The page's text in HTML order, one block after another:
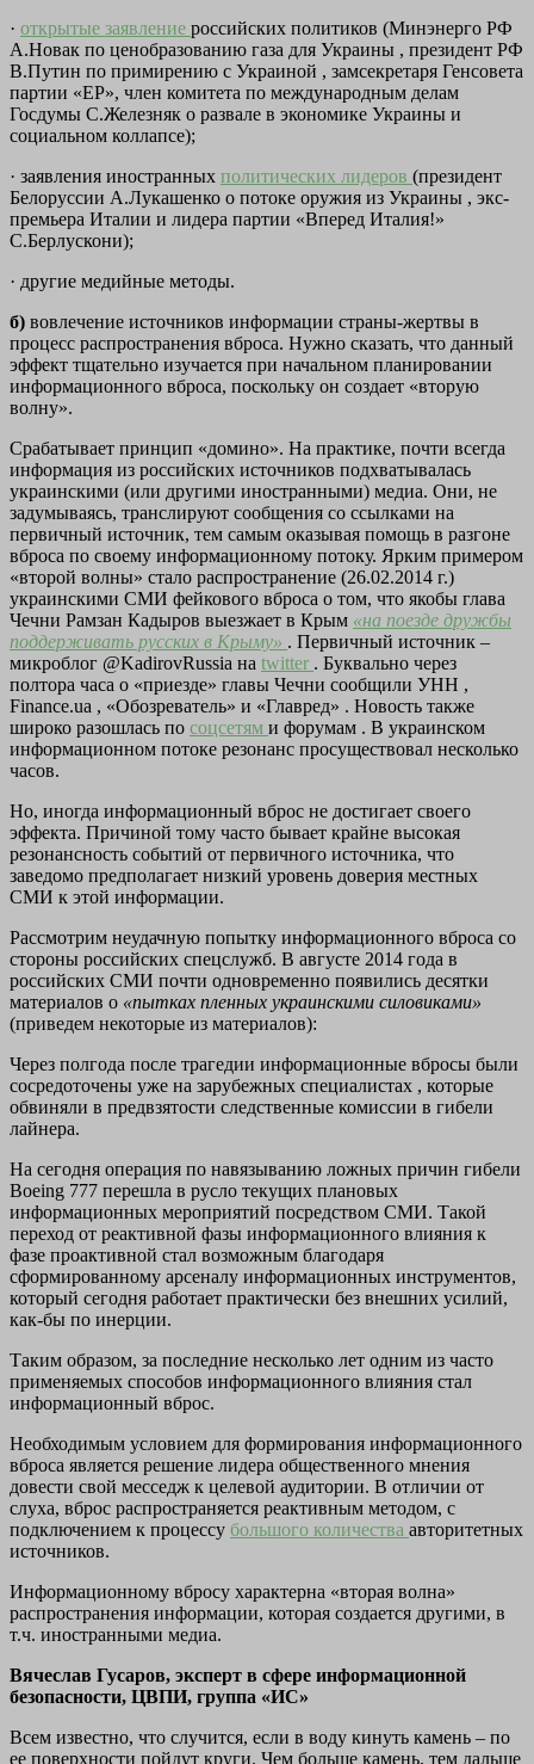
· открытые заявление российских политиков (Минэнерго РФ
А.Новак по ценобразованию газа для Украины , президент РФ
В.Путин по примирению с Украиной , замсекретаря Генсовета
партии «ЕР», член комитета по международным делам
Госдумы С.Железняк о развале в экономике Украины и
социальном коллапсе);
· заявления иностранных политических лидеров (президент
Белоруссии А.Лукашенко о потоке оружия из Украины , экс-
премьера Италии и лидера партии «Вперед Италия!»
С.Берлускони);
· другие медийные методы.
б) вовлечение источников информации страны-жертвы в
процесс распространения вброса. Нужно сказать, что данный
эффект тщательно изучается при начальном планировании
информационного вброса, поскольку он создает «вторую
волну».
Срабатывает принцип «домино». На практике, почти всегда
информация из российских источников подхватывалась
украинскими (или другими иностранными) медиа. Они, не
задумываясь, транслируют сообщения со ссылками на
первичный источник, тем самым оказывая помощь в разгоне
вброса по своему информационному потоку. Ярким примером
«второй волны» стало распространение (26.02.2014 г.)
украинскими СМИ фейкового вброса о том, что якобы глава
Чечни Рамзан Кадыров выезжает в Крым «на поезде дружбы
поддерживать русских в Крыму» . Первичный источник –
микроблог @KadirovRussia на twitter . Буквально через
полтора часа о «приезде» главы Чечни сообщили УНН ,
Finance.ua , «Обозреватель» и «Главред» . Новость также
широко разошлась по соцсетям и форумам . В украинском
информационном потоке резонанс просуществовал несколько
часов.
Но, иногда информационный вброс не достигает своего
эффекта. Причиной тому часто бывает крайне высокая
резонансность событий от первичного источника, что
заведомо предполагает низкий уровень доверия местных
СМИ к этой информации.
Рассмотрим неудачную попытку информационного вброса со
стороны российских спецслужб. В августе 2014 года в
российских СМИ почти одновременно появились десятки
материалов о «пытках пленных украинскими силовиками»
(приведем некоторые из материалов):
Через полгода после трагедии информационные вбросы были
сосредоточены уже на зарубежных специалистах , которые
обвиняли в предвзятости следственные комиссии в гибели
лайнера.
На сегодня операция по навязыванию ложных причин гибели
Boeing 777 перешла в русло текущих плановых
информационных мероприятий посредством СМИ. Такой
переход от реактивной фазы информационного влияния к
фазе проактивной стал возможным благодаря
сформированному арсеналу информационных инструментов,
который сегодня работает практически без внешних усилий,
как-бы по инерции.
Таким образом, за последние несколько лет одним из часто
применяемых способов информационного влияния стал
информационный вброс.
Необходимым условием для формирования информационного
вброса является решение лидера общественного мнения
довести свой месседж к целевой аудитории. В отличии от
слуха, вброс распространяется реактивным методом, с
подключением к процессу большого количества авторитетных
источников.
Информационному вбросу характерна «вторая волна»
распространения информации, которая создается другими, в
т.ч. иностранными медиа.
Вячеслав Гусаров, эксперт в сфере информационной
безопасности, ЦВПИ, группа «ИС»
Всем известно, что случится, если в воду кинуть камень – по
ее поверхности пойдут круги. Чем больше камень, тем дальше